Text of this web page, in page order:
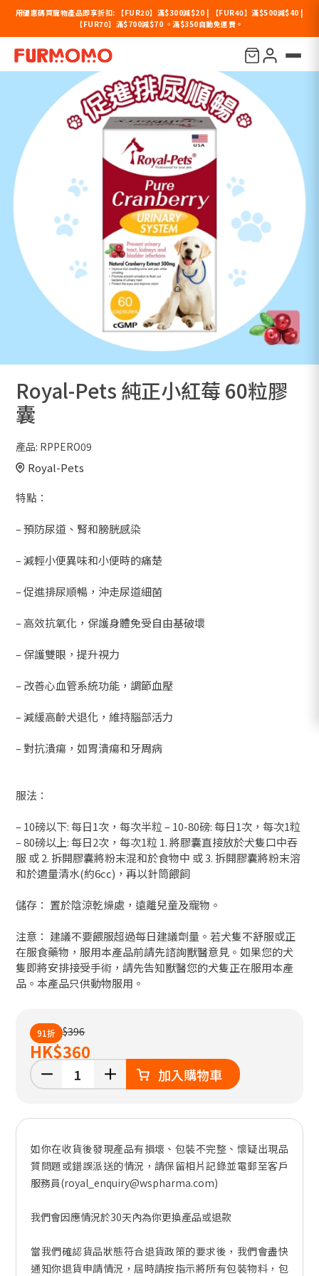
用優惠碼買寵物產品即享折扣: 【FUR20】滿$300減$20 | 【FUR40】滿$500減$40 |
【FUR70】滿$700減$70 。滿$350自動免運費。
Royal-Pets 純正小紅莓 60粒膠
囊
產品: RPPERO09
Royal-Pets
特點：
– 預防尿道、腎和膀胱感染
– 減輕小便異味和小便時的痛楚
– 促進排尿順暢，沖走尿道細菌
– 高效抗氧化，保護身體免受自由基破壞
– 保護雙眼，提升視力
– 改善心血管系統功能，調節血壓
– 減緩高齡犬退化，維持腦部活力
– 對抗潰瘍，如胃潰瘍和牙周病
服法：
– 10磅以下: 每日1次，每次半粒 – 10-80磅: 每日1次，每次1粒
– 80磅以上: 每日2次，每次1粒 1. 將膠囊直接放於犬隻口中吞
服 或 2. 拆開膠囊將粉末混和於食物中 或 3. 拆開膠囊將粉末溶
和於適量清水(約6cc)，再以針筒餵飼
儲存： 置於陰涼乾燥處，遠離兒童及寵物。
注意： 建議不要餵服超過每日建議劑量。若犬隻不舒服或正
在服食藥物，服用本產品前請先諮詢獸醫意見。如果您的犬
隻即將安排接受手術，請先告知獸醫您的犬隻正在服用本產
品。本產品只供動物服用。
91折 $396
HK$360
加入購物車
如你在收貨後發現產品有損壞、包裝不完整、懷疑出現品
質問題或錯誤派送的情況，請保留相片記錄並電郵至客戶
服務員(royal_enquiry@wspharma.com)
我們會因應情況於30天內為你更換產品或退款
當我們確認貨品狀態符合退貨政策的要求後，我們會盡快
通知你退貨申請情況，屆時請按指示將所有包裝物料，包